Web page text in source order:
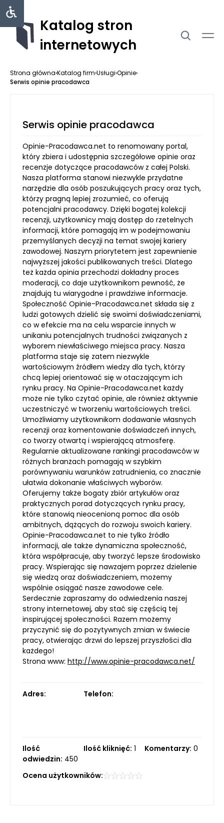
Katalog stron
internetowych
Strona główna›Katalog firm›Usługi›Opinie›
Serwis opinie pracodawca
Serwis opinie pracodawca
Opinie-Pracodawca.net to renomowany portal,
który zbiera i udostępnia szczegółowe opinie oraz
recenzje dotyczące pracodawców z całej Polski.
Nasza platforma stanowi niezwykle przydatne
narzędzie dla osób poszukujących pracy oraz tych,
którzy pragną lepiej zrozumieć, co oferują
potencjalni pracodawcy. Dzięki bogatej kolekcji
recenzji, użytkownicy mają dostęp do rzetelnych
informacji, które pomagają im w podejmowaniu
przemyślanych decyzji na temat swojej kariery
zawodowej. Naszym priorytetem jest zapewnienie
najwyższej jakości publikowanych treści. Dlatego
też każda opinia przechodzi dokładny proces
moderacji, co daje użytkownikom pewność, że
znajdują tu wiarygodne i prawdziwe informacje.
Społeczność Opinie-Pracodawca.net składa się z
ludzi gotowych dzielić się swoimi doświadczeniami,
co w efekcie ma na celu wsparcie innych w
unikaniu potencjalnych trudności związanych z
wyborem niewłaściwego miejsca pracy. Nasza
platforma staje się zatem niezwykle
wartościowym źródłem wiedzy dla tych, którzy
chcą lepiej orientować się w otaczającym ich
rynku pracy. Na Opinie-Pracodawca.net każdy
może nie tylko czytać opinie, ale również aktywnie
uczestniczyć w tworzeniu wartościowych treści.
Umożliwiamy użytkownikom dodawanie własnych
recenzji oraz komentowanie doświadczeń innych,
co tworzy otwartą i wspierającą atmosferę.
Regularnie aktualizowane rankingi pracodawców w
różnych branżach pomagają w szybkim
porównywaniu warunków zatrudnienia, co znacznie
ułatwia dokonanie właściwych wyborów.
Oferujemy także bogaty zbiór artykułów oraz
praktycznych porad dotyczących rynku pracy,
które stanowią nieocenioną pomoc dla osób
ambitnych, dążących do rozwoju swoich kariery.
Opinie-Pracodawca.net to nie tylko źródło
informacji, ale także dynamiczna społeczność,
która współpracuje, aby tworzyć lepsze środowisko
pracy. Wspierając się nawzajem poprzez dzielenie
się wiedzą oraz doświadczeniem, możemy
wspólnie osiągać nasze zawodowe cele.
Serdecznie zapraszamy do odwiedzenia naszej
strony internetowej, aby stać się częścią tej
inspirującej społeczności. Razem możemy
przyczynić się do pozytywnych zmian w świecie
pracy, otwierając drzwi do lepszej przyszłości dla
każdego!
Strona www: http://www.opinie-pracodawca.net/
Adres: Telefon:
Ilość
odwiedzin: 450
Ilość kliknięć: 1 Komentarzy: 0
Ocena użytkowników: